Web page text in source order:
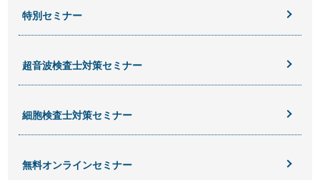
特別セミナー
超音波検査士対策セミナー
細胞検査士対策セミナー
無料オンラインセミナー